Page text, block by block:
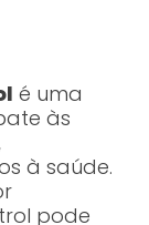
é uma
às
à saúde.
pode